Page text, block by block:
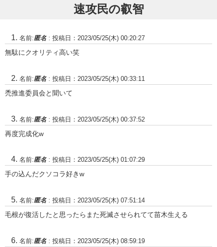
ードは認定大会で使用できるが、そ速攻民の叡智
名前:匿名 : 投稿日：2023/05/25(木) 00:20:27
無駄にクオリティ高い笑
名前:匿名 : 投稿日：2023/05/25(木) 00:33:11
禿推進委員会と聞いて
名前:匿名 : 投稿日：2023/05/25(木) 00:37:52
再度完成化w
名前:匿名 : 投稿日：2023/05/25(木) 01:07:29
手の込んだクソコラ好きw
名前:匿名 : 投稿日：2023/05/25(木) 07:51:14
毛根が復活したと思ったらまた死滅させられてて苗木生える
名前:匿名 : 投稿日：2023/05/25(木) 08:59:19